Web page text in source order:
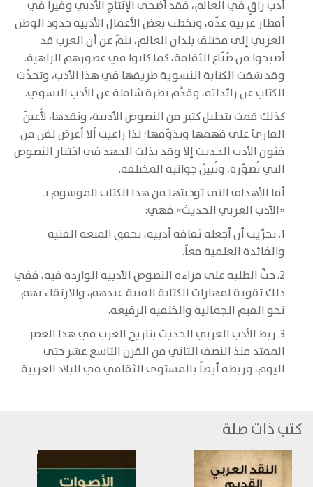
أدب راقٍ في العالم، فقد أضحى الإنتاج الأدبي وفيراً في
أقطار عربية عدّة، وتخطت بعض الأعمال الأدبية حدود الوطن
العربي إلى مختلف بلدان العالم، تنمّ عن أن العرب قد
أصبحوا من صُنّاع الثقافة، كما كانوا في عصورهم الزاهية.
وقد شقت الكتابة النسوية طريقها في هذا الأدب، وتحدّث
الكتاب عن رائداته، وقدَّم نظرة شاملة عن الأدب النسوي.
كذلك قمت بتحليل كثير من النصوص الأدبية، ونقدها، لأُعينَ
القارئ على فهمها وتذوّقها؛ لذا راعيت ألا أعرض لفن من
فنون الأدب الحديث إلا وقد بذلت الجهد في اختيار النصوص
التي تُصوّره، وتُبيّن جوانبه المختلفة.
أما الأهداف التي توخيتها من هذا الكتاب الموسوم بـ
«الأدب العربي الحديث» فهي:
1. تحرّيت أن أجعله ثقافة أدبية، تحقق المتعة الفنية
والفائدة العلمية معاً.
2. حثّ الطلبة على قراءة النصوص الأدبية الواردة فيه، ففي
ذلك تقوية لمهارات الكتابة الفنية عندهم، والارتقاء بهم
نحو القيم الجمالية والخلقية الرفيعة.
3. ربط الأدب العربي الحديث بتاريخ العرب في هذا العصر
الممتد منذ النصف الثاني من القرن التاسع عشر حتى
اليوم، وربطه أيضاً بالمستوى الثقافي في البلاد العربية.
كتب ذات صلة